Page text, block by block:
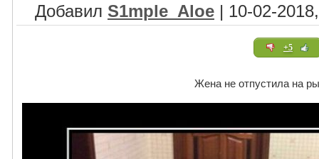
Добавил S1mple_Aloe | 10-02-
+5
Жена не отпустила на